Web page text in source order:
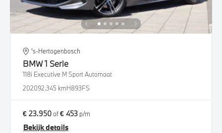
's-Hertogenbosch
BMW1 Serie
118i Executive M Sport Automaat
202092.345 kmH893FS
€ 23.950of€ 453 p/m
Bekijk details